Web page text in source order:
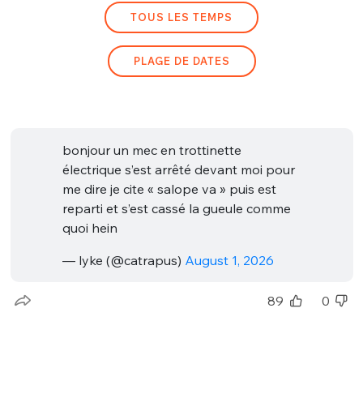
TOUS LES TEMPS
PLAGE DE DATES
bonjour un mec en trottinette
électrique s’est arrêté devant moi pour
me dire je cite « salope va » puis est
reparti et s’est cassé la gueule comme
quoi hein
— lyke (@catrapus) August 1, 2026
89 0
Un Thread